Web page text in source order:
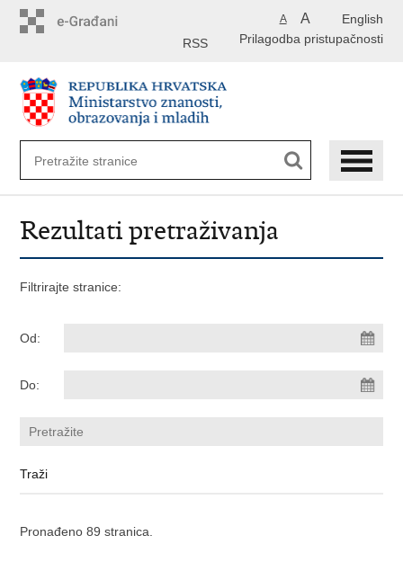
English
A A
Prilagodba pristupačnosti
RSS
Rezultati pretraživanja
Filtrirajte stranice:
Od:
Do:
Pronađeno 89 stranica.